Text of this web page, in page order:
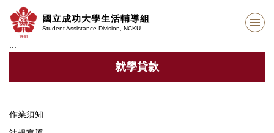
到
要
區
國立成功大學生活輔導組
Student Assistance Division, NCKU
:::
就學貸款
作業須知